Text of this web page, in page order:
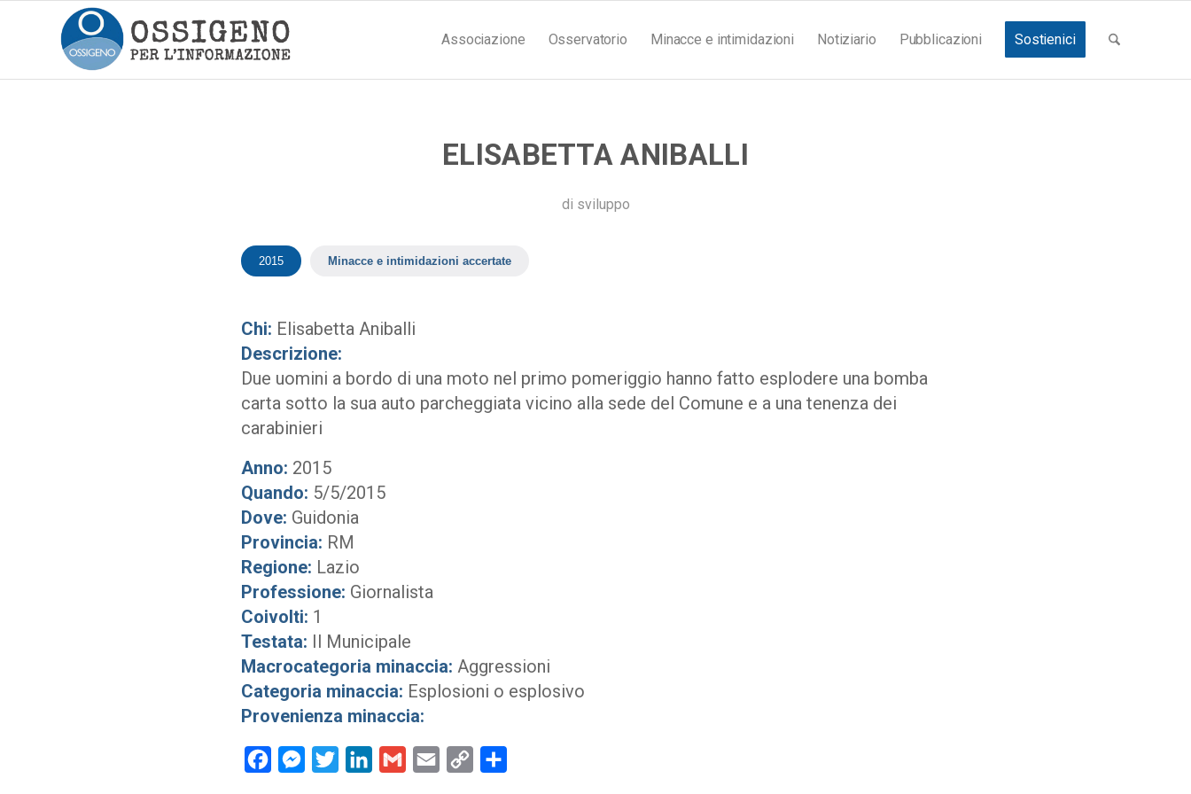
Associazione Osservatorio Minacce e intimidazioni Notiziario Pubblicazioni Sostienici
ELISABETTA ANIBALLI
di sviluppo
2015 Minacce e intimidazioni accertate
Chi: Elisabetta Aniballi
Descrizione:
Due uomini a bordo di una moto nel primo pomeriggio hanno fatto esplodere una bomba
carta sotto la sua auto parcheggiata vicino alla sede del Comune e a una tenenza dei
carabinieri
Anno: 2015
Quando: 5/5/2015
Dove: Guidonia
Provincia: RM
Regione: Lazio
Professione: Giornalista
Coivolti: 1
Testata: Il Municipale
Macrocategoria minaccia: Aggressioni
Categoria minaccia: Esplosioni o esplosivo
Provenienza minaccia:
FacebookMessenger
Twitter LinkedInGmail Email
Copy